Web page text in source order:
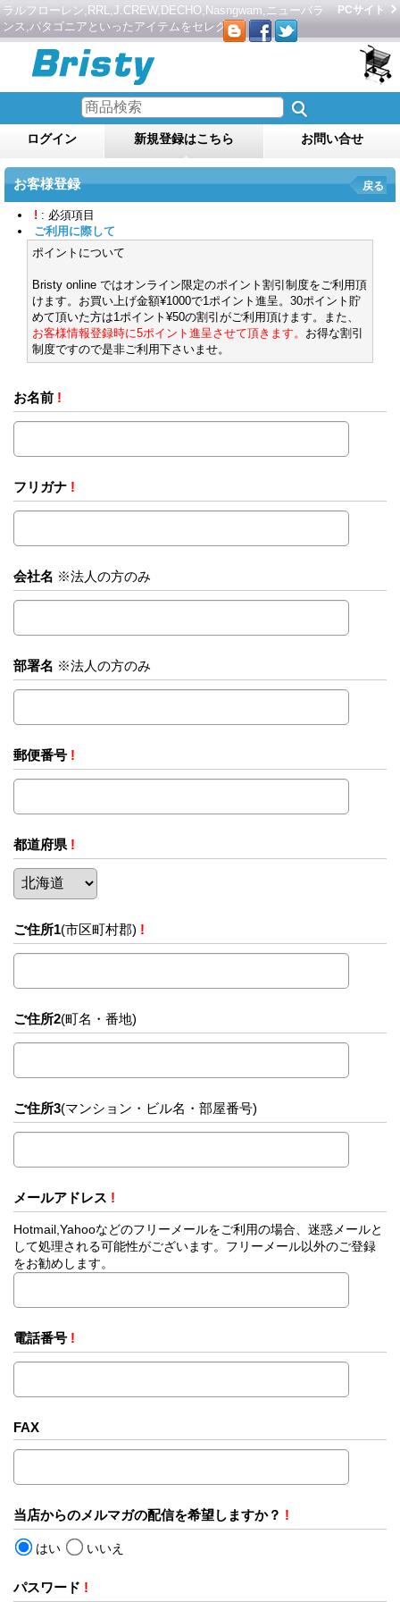
ラルフローレン,RRL,J.CREW,DECHO,Nasngwam,ニューバラ
ンス,パタゴニアといったアイテムをセレクト。
PCサイト
ログイン 新規登録はこちら お問い合せ
お客様登録 戻る
! : 必須項目
ご利用に際して
ポイントについて
Bristy online ではオンライン限定のポイント割引制度をご利用頂
けます。お買い上げ金額¥1000で1ポイント進呈。30ポイント貯
めて頂いた方は1ポイント¥50の割引がご利用頂けます。また、
お客様情報登録時に5ポイント進呈させて頂きます。 お得な割引
制度ですので是非ご利用下さいませ。
お名前 !
フリガナ !
会社名 ※法人の方のみ
部署名 ※法人の方のみ
郵便番号 !
都道府県 !
ご住所1(市区町村郡) !
ご住所2(町名・番地)
ご住所3(マンション・ビル名・部屋番号)
メールアドレス !
Hotmail,Yahooなどのフリーメールをご利用の場合、迷惑メールと
して処理される可能性がございます。フリーメール以外のご登録
をお勧めします。
電話番号 !
FAX
当店からのメルマガの配信を希望しますか？ !
はい いいえ
パスワード !